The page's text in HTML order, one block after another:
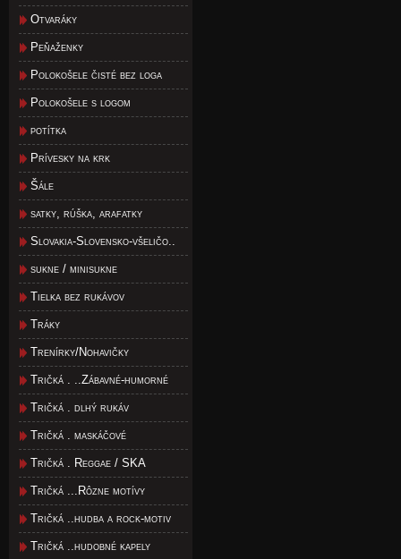
Otvaráky
Peňaženky
Polokošele čisté bez loga
Polokošele s logom
potítka
Prívesky na krk
Šále
satky, rúška, arafatky
Slovakia-Slovensko-všeličo..
sukne / minisukne
Tielka bez rukávov
Tráky
Trenírky/Nohavičky
Tričká . ..Zábavné-humorné
Tričká . dlhý rukáv
Tričká . maskáčové
Tričká . Reggae / SKA
Tričká ...Rôzne motívy
Tričká ..hudba a rock-motiv
Tričká ..hudobné kapely